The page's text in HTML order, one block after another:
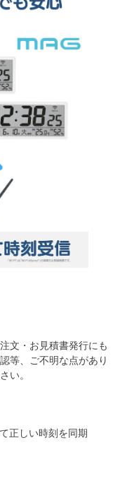
文・お見積書発行にも
等、ご不明な点があり
い。
正しい時刻を同期